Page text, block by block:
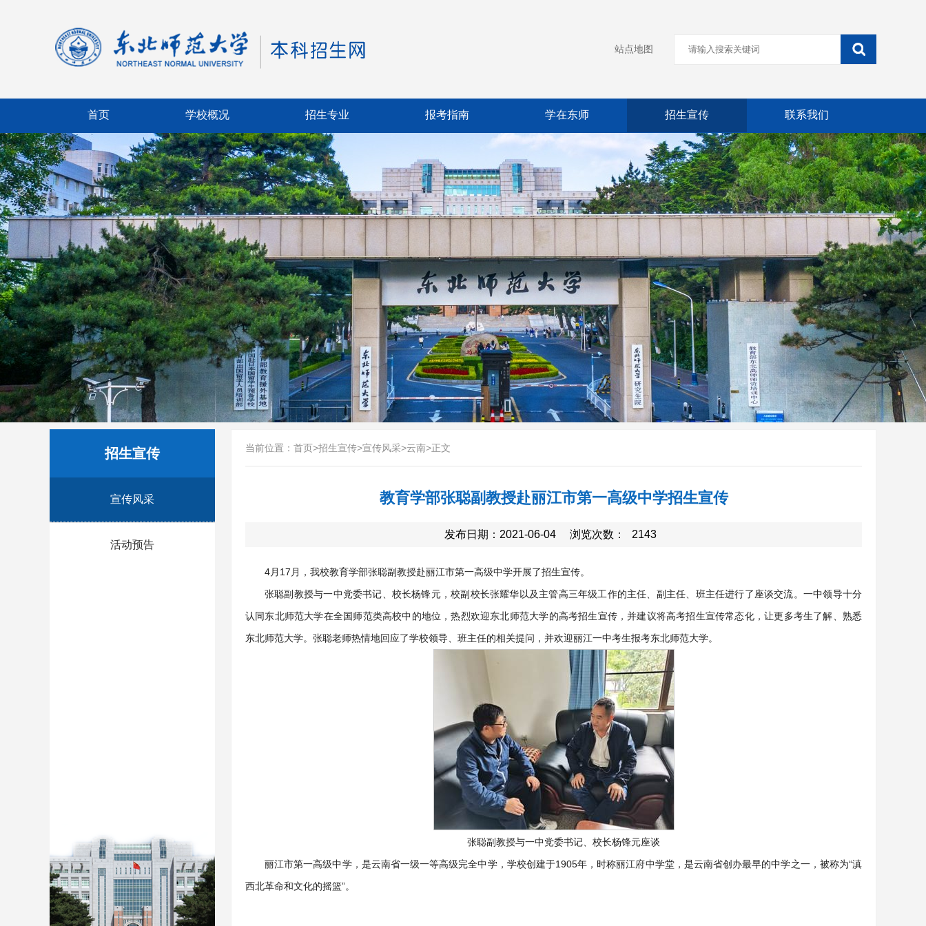
站点地图
首页 学校概况 招生专业 报考指南 学在东师 招生宣传 联系我们
招生宣传
宣传风采
活动预告
当前位置： 首页>招生宣传>宣传风采>云南>正文
教育学部张聪副教授赴丽江市第一高级中学招生宣传
发布日期：2021-06-04 浏览次数： 2143
4月17月，我校教育学部张聪副教授赴丽江市第一高级中学开展了招生宣传。
张聪副教授与一中党委书记、校长杨锋元，校副校长张耀华以及主管高三年级工作的主任、副主任、班主任进行了座谈交流。一中领导十分
认同东北师范大学在全国师范类高校中的地位，热烈欢迎东北师范大学的高考招生宣传，并建议将高考招生宣传常态化，让更多考生了解、熟悉
东北师范大学。张聪老师热情地回应了学校领导、班主任的相关提问，并欢迎丽江一中考生报考东北师范大学。
张聪副教授与一中党委书记、校长杨锋元座谈
丽江市第一高级中学，是云南省一级一等高级完全中学，学校创建于1905年，时称丽江府中学堂，是云南省创办最早的中学之一，被称为“滇
西北革命和文化的摇篮”。